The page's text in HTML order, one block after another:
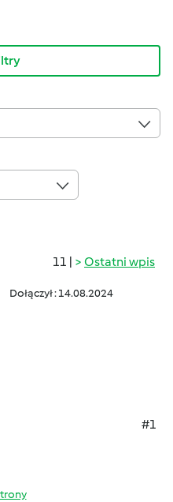
11 | Ostatni wpis
Dołączył : 14.08.2024
#1